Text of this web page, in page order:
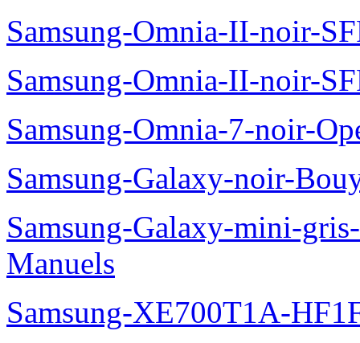
Samsung-Omnia-II-noir-
Samsung-Omnia-II-noir-
Samsung-Omnia-7-noir-
Samsung-Galaxy-noir-
Samsung-Galaxy-mini-
Manuels
Samsung-XE700T1A-